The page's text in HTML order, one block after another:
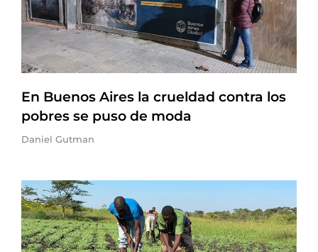
En Buenos Aires la crueldad contra los
pobres se puso de moda
Daniel Gutman